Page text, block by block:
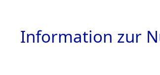
Information zur